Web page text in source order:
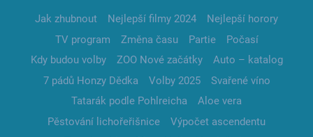
Jak zhubnout Nejlepší filmy 2024
Nejlepší horory
TV program
Změna času Partie
Počasí
Kdy budou volby
ZOO Nové začátky
Auto – katalog
7 pádů Honzy Dědka
Volby 2025
Svařené víno
Tatarák podle Pohlreicha
Aloe vera
Pěstování lichořeřišnice
Výpočet ascendentu